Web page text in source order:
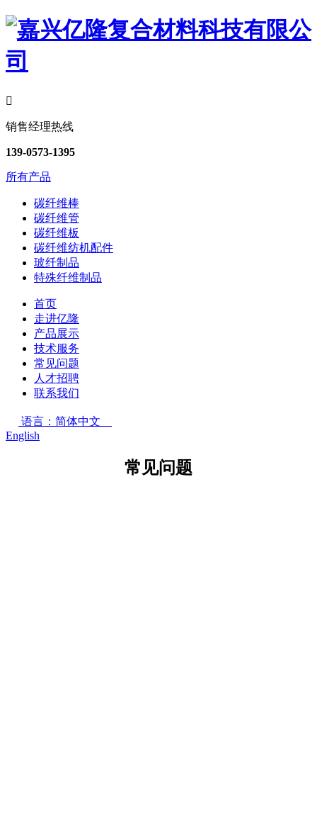

销售经理热线
139-0573-1395
所有产品
碳纤维棒
碳纤维管
碳纤维板
碳纤维纺机配件
玻纤制品
特殊纤维制品
首页
走进亿隆
产品展示
技术服务
常见问题
人才招聘
联系我们
语言：简体中文
English
常见问题